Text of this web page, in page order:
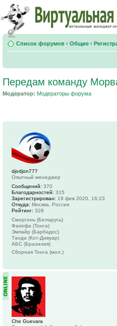
Список форумов ‹ Общие ‹
Передам команду
Модератор: Модераторы форума
djodjon777
Опытный менеджер
Сообщений: 370
Благодарностей: 315
Зарегистрирован: 19 фев 2020, 16:23
Откуда: Москва, Россия
Рейтинг: 328
Сморгонь (Беларусь)
Фахефа (Тонга)
Эмпайр (Барбадос)
Танда (Кот-Дивуар)
АБС (Бразилия)
Сборная Тонга (мол.)
Che Guevara